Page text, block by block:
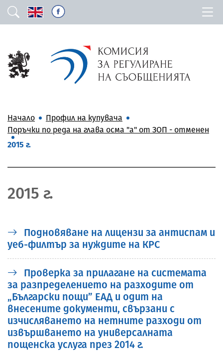
Начало
Профил на купувача
Поръчки по реда на глава осма "а" от ЗОП - отменен
2015 г.
2015 г.
Подновяване на лицензи за антиспам и
уеб-филтър за нуждите на КРС
Проверка за прилагане на системата
за разпределението на разходите от
„Български пощи” ЕАД и одит на
внесените документи, свързани с
изчисляването на нетните разходи от
извършването на универсалната
пощенска услуга през 2014 г.